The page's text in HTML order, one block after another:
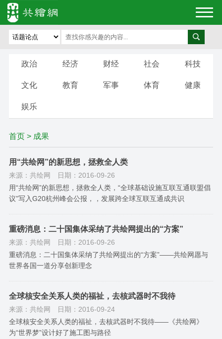
政治 经济 财经 社会 科技
文化 教育 军事 体育 健康
娱乐
首页> 成果
用“共绘网”的新思想，拯救全人类
来源：共绘网
日期：2016-09-26
用“共绘网”的新思想，拯救全人类，“全球基础设施互联互通联盟倡
议”写入G20杭州峰会公报，，发展跨全球互联互通成共识
重磅消息：二十国集体采纳了共绘网提出的“方案”
来源：共绘网
日期：2016-09-26
重磅消息：二十国集体采纳了共绘网提出的“方案”——共绘网愿与
世界各国一道分享创新理念
全球核安全关系人类的福祉，去核武器时不我待
来源：共绘网
日期：2016-09-24
全球核安全关系人类的福祉，去核武器时不我待——《共绘网》
为“世界梦”设计好了施工图与路径